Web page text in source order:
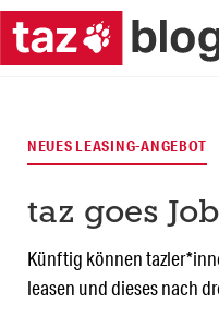
NEUES LEASING-ANGEBOT
taz goes
Künftig können
leasen und dieses nach